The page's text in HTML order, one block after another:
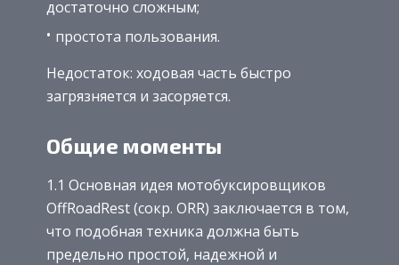
достаточно сложным;
простота пользования.
Недостаток: ходовая часть быстро
загрязняется и засоряется.
Общие моменты
1.1 Основная идея мотобуксировщиков
OffRoadRest (сокр. ORR) заключается в том,
что подобная техника должна быть
предельно простой, надежной и